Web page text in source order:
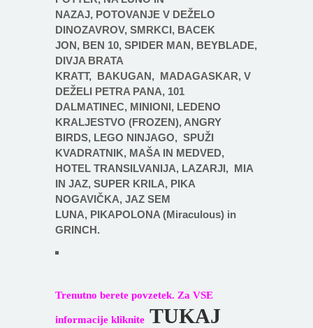
NAZAJ, POTOVANJE V DEŽELO
DINOZAVROV, SMRKCI, BACEK
JON, BEN 10, SPIDER MAN, BEYBLADE,
DIVJA BRATA
KRATT, BAKUGAN, MADAGASKAR, V
DEŽELI PETRA PANA, 101
DALMATINEC, MINIONI, LEDENO
KRALJESTVO (FROZEN), ANGRY
BIRDS, LEGO NINJAGO, SPUŽI
KVADRATNIK, MAŠA IN MEDVED,
HOTEL TRANSILVANIJA, LAZARJI, MIA
IN JAZ, SUPER KRILA, PIKA
NOGAVIČKA, JAZ SEM
LUNA, PIKAPOLONA (Miraculous) in
GRINCH.
Trenutno berete povzetek. Za VSE
informacije kliknite TUKAJ